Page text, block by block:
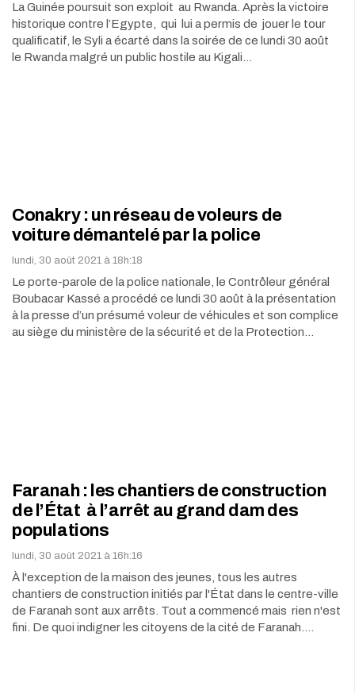
La Guinée poursuit son exploit au Rwanda. Après la victoire
historique contre l’Egypte, qui lui a permis de jouer le tour
qualificatif, le Syli a écarté dans la soirée de ce lundi 30 août
le Rwanda malgré un public hostile au Kigali…
Conakry : un réseau de voleurs de
voiture démantelé par la police
lundi, 30 août 2021 à 18h:18
Le porte-parole de la police nationale, le Contrôleur général
Boubacar Kassé a procédé ce lundi 30 août à la présentation
à la presse d’un présumé voleur de véhicules et son complice
au siège du ministère de la sécurité et de la Protection…
Faranah : les chantiers de construction
de l’État à l’arrêt au grand dam des
populations
lundi, 30 août 2021 à 16h:16
À l'exception de la maison des jeunes, tous les autres
chantiers de construction initiés par l'État dans le centre-ville
de Faranah sont aux arrêts. Tout a commencé mais rien n'est
fini. De quoi indigner les citoyens de la cité de Faranah.…